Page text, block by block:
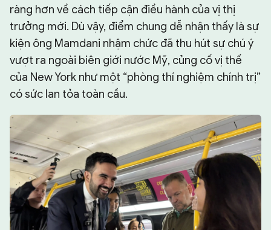
ràng hơn về cách tiếp cận điều hành của vị thị
trưởng mới. Dù vậy, điểm chung dễ nhận thấy là sự
kiện ông Mamdani nhậm chức đã thu hút sự chú ý
vượt ra ngoài biên giới nước Mỹ, củng cố vị thế
của New York như một “phòng thí nghiệm chính trị”
có sức lan tỏa toàn cầu.